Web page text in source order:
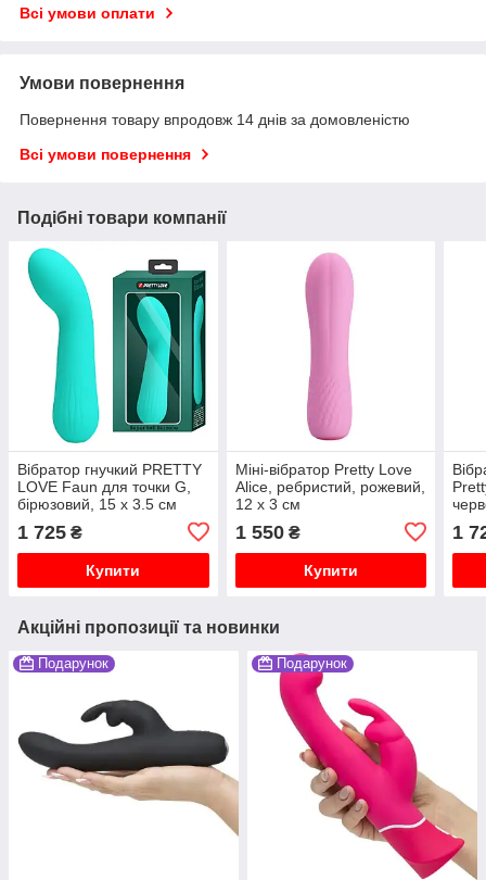
Всі умови оплати
Умови повернення
Повернення товару впродовж 14 днів за домовленістю
Всі умови повернення
Подібні товари компанії
Вібратор гнучкий PRETTY
LOVE Faun для точки G,
бірюзовий, 15 х 3.5 см
1 725 ₴
Купити
Міні-вібратор Pretty Love
Alice, ребристий, рожевий,
12 х 3 см
1 550₴
Купити
1
Акційні пропозиції та новинки
Подарунок Подарунок